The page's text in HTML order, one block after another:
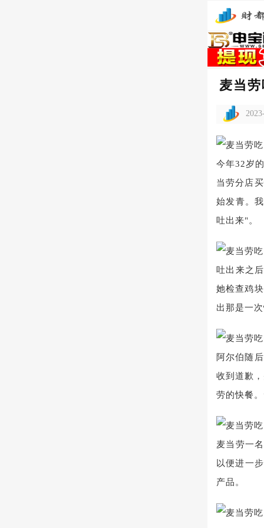
麦当
今年32岁
当劳分店
始发青。
吐出来"。
吐出来之
她检查鸡
出那是一
阿尔伯随
收到道歉
劳的快餐
麦当劳一
以便进一
产品。